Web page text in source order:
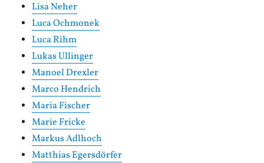
Lisa Neher
Luca Ochmonek
Luca Rihm
Lukas Ullinger
Manoel Drexler
Marco Hendrich
Maria Fischer
Marie Fricke
Markus Adlhoch
Matthias Egersdörfer